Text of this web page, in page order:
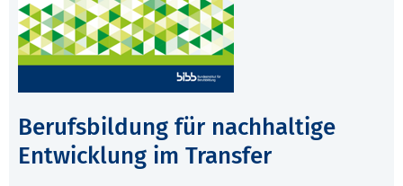
Berufsbildung für nachhaltige
Entwicklung im Transfer